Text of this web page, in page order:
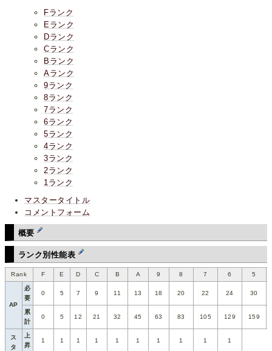
Fランク
Eランク
Dランク
Cランク
Bランク
Aランク
9ランク
8ランク
7ランク
6ランク
5ランク
4ランク
3ランク
2ランク
1ランク
マスタータイトル
コメントフォーム
概要
ランク別性能表
Rank F E D C B A 9 8 7 6 5
AP
必
要
0 5 7 9 11 13 18 20 22 24 30
累
計
0 5 12 21 32 45 63 83 105 129 159
ス
タ
上
昇
1 1 1 1 1 1 1 1 1 1